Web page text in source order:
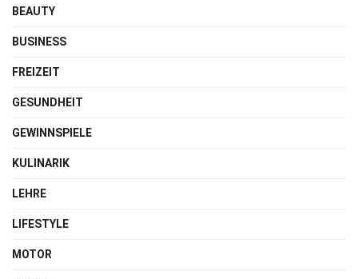
BEAUTY
BUSINESS
FREIZEIT
GESUNDHEIT
GEWINNSPIELE
KULINARIK
LEHRE
LIFESTYLE
MOTOR